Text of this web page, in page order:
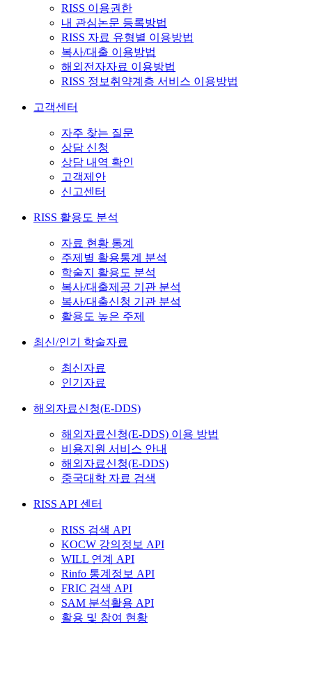
RISS 이용권한
내 관심논문 등록방법
RISS 자료 유형별 이용방법
복사/대출 이용방법
해외전자자료 이용방법
RISS 정보취약계층 서비스 이용방법
고객센터
자주 찾는 질문
상담 신청
상담 내역 확인
고객제안
신고센터
RISS 활용도 분석
자료 현황 통계
주제별 활용통계 분석
학술지 활용도 분석
복사/대출제공 기관 분석
복사/대출신청 기관 분석
활용도 높은 주제
최신/인기 학술자료
최신자료
인기자료
해외자료신청(E-DDS)
해외자료신청(E-DDS) 이용 방법
비용지원 서비스 안내
해외자료신청(E-DDS)
중국대학 자료 검색
RISS API 센터
RISS 검색 API
KOCW 강의정보 API
WILL 연계 API
Rinfo 통계정보 API
FRIC 검색 API
SAM 분석활용 API
활용 및 참여 현황